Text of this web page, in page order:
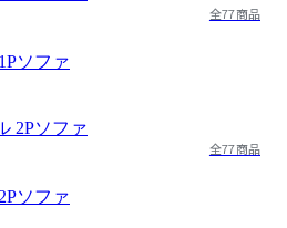
全77商品
ソファ
全77商品
ソファ